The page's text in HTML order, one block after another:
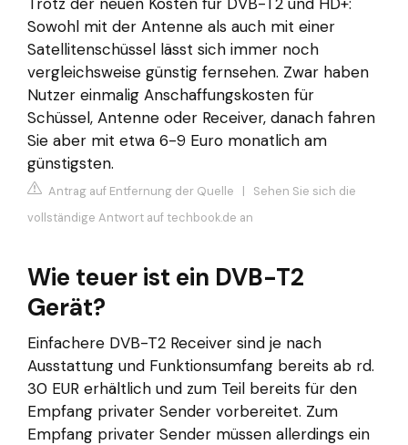
Sowohl mit der Antenne als auch mit einer
Satellitenschüssel lässt sich immer noch
vergleichsweise günstig fernsehen. Zwar haben
Nutzer einmalig Anschaffungskosten für
Schüssel, Antenne oder Receiver, danach fahren
Sie aber mit etwa 6-9 Euro monatlich am
günstigsten.
Antrag auf Entfernung der Quelle | Sehen Sie sich die
vollständige Antwort auf techbook.de an
Wie teuer ist ein DVB-T2
Gerät?
Einfachere DVB-T2 Receiver sind je nach
Ausstattung und Funktionsumfang bereits ab rd.
30 EUR erhältlich und zum Teil bereits für den
Empfang privater Sender vorbereitet. Zum
Empfang privater Sender müssen allerdings ein